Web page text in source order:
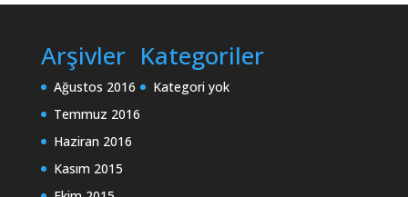
Arşivler
Ağustos 2016
Temmuz 2016
Haziran 2016
Kasım 2015
Kategoriler
Kategori yok